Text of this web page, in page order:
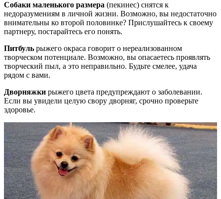
Собаки маленького размера (пекинес) снятся к
недоразумениям в личной жизни. Возможно, вы недостаточно
внимательны ко второй половинке? Прислушайтесь к своему
партнеру, постарайтесь его понять.
Питбуль рыжего окраса говорит о нереализованном
творческом потенциале. Возможно, вы опасаетесь проявлять
творческий пыл, а это неправильно. Будьте смелее, удача
рядом с вами.
Дворняжки рыжего цвета предупреждают о заболевании.
Если вы увидели целую свору дворняг, срочно проверьте
здоровье.